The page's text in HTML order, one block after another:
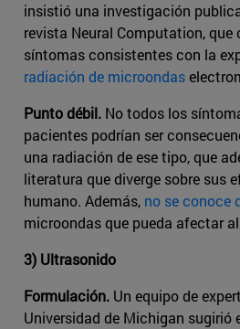
insistió una investigación
revista Neural Computation, que
síntomas consistentes con la
radiación de microondas
Punto débil. No todos los
pacientes podrían ser
una radiación de ese tipo, que
literatura que diverge sobre sus
humano. Además, no se conoce
microondas que pueda afectar
3) Ultrasonido
Formulación. Un equipo de
Universidad de Michigan sugirió